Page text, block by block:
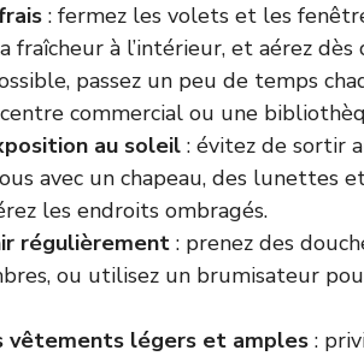
: fermez les volets et les
fraîcheur à l’intérieur, et aérez
passez un peu de temps
commercial ou une
au soleil : évitez de sortir
avec un chapeau, des lunettes
les endroits ombragés.
régulièrement : prenez des
ou utilisez un brumisateur
vêtements légers et amples :